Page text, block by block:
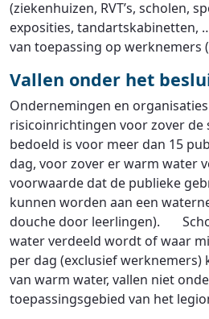
(ziekenhuizen, RVT’s, scholen,
exposities, tandartskabinetten,
van toepassing op werknemers
Vallen onder het
Ondernemingen en
risicoinrichtingen voor zover de
bedoeld is voor meer dan 15
dag, voor zover er warm water
voorwaarde dat de publieke
kunnen worden aan een
douche door leerlingen).
water verdeeld wordt of waar
per dag (exclusief
van warm water, vallen niet
toepassingsgebied van het